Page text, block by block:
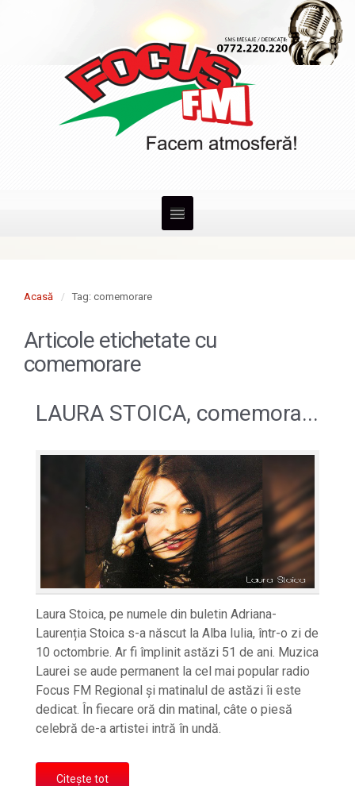
Acasă Tag: comemorare
Articole etichetate cu
comemorare
LAURA STOICA, comemora...
Laura Stoica, pe numele din buletin Adriana-
Laurenția Stoica s-a născut la Alba Iulia, într-o zi de
10 octombrie. Ar fi împlinit astăzi 51 de ani. Muzica
Laurei se aude permanent la cel mai popular radio
Focus FM Regional și matinalul de astăzi îi este
dedicat. În fiecare oră din matinal, câte o piesă
celebră de-a artistei intră în undă.
Citește tot